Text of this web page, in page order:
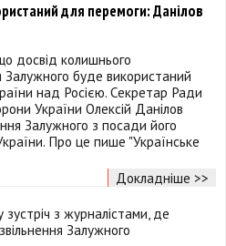
для перемоги: Данілов
досвід колишнього
Залужного буде використаний
над Росією. Секретар Ради
України Олексій Данілов
Залужного з посади його
Про це пише "Українське
Докладніше >>